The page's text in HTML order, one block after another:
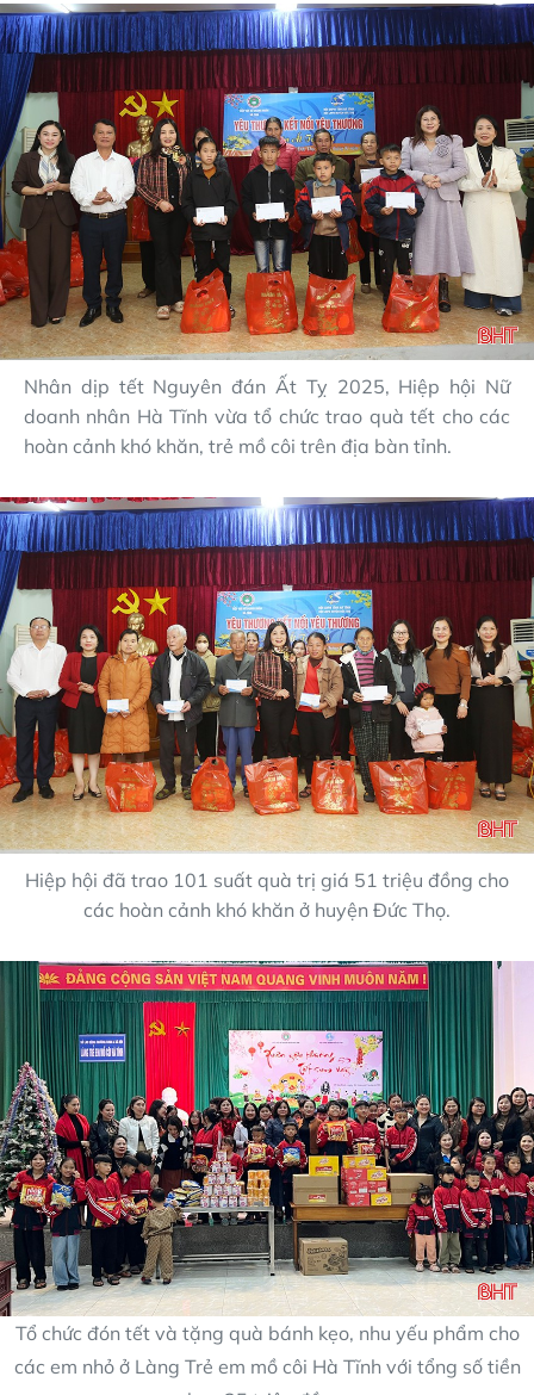
Nhân dịp tết Nguyên đán Ất Tỵ 2025, Hiệp hội Nữ
doanh nhân Hà Tĩnh vừa tổ chức trao quà tết cho các
hoàn cảnh khó khăn, trẻ mồ côi trên địa bàn tỉnh.
Hiệp hội đã trao 101 suất quà trị giá 51 triệu đồng cho
các hoàn cảnh khó khăn ở huyện Đức Thọ.
Tổ chức đón tết và tặng quà bánh kẹo, nhu yếu phẩm cho
các em nhỏ ở Làng Trẻ em mồ côi Hà Tĩnh với tổng số tiền